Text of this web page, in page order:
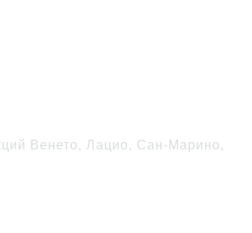
Венето, Лацио, Сан-Марино,